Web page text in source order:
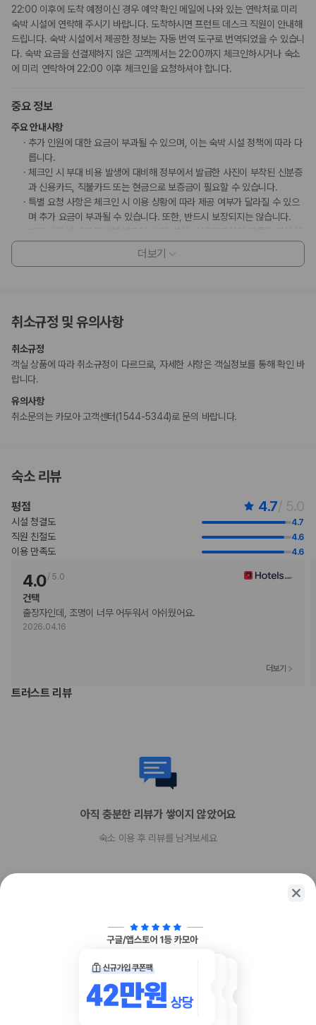
22:00 이후에 도착 예정이신 경우 예약 확인 메일에 나와 있는 연락처로 미리
숙박 시설에 연락해 주시기 바랍니다. 도착하시면 프런트 데스크 직원이 안내해
드립니다. 숙박 시설에서 제공한 정보는 자동 번역 도구로 번역되었을 수 있습니
다. 숙박 요금을 선결제하지 않은 고객께서는 22:00까지 체크인하시거나 숙소
에 미리 연락하여 22:00 이후 체크인을 요청하셔야 합니다.
중요 정보
주요 안내사항
추가 인원에 대한 요금이 부과될 수 있으며, 이는 숙박 시설 정책에 따라 다
릅니다.
체크인 시 부대 비용 발생에 대비해 정부에서 발급한 사진이 부착된 신분증
과 신용카드, 직불카드 또는 현금으로 보증금이 필요할 수 있습니다.
특별 요청 사항은 체크인 시 이용 상황에 따라 제공 여부가 달라질 수 있으
며 추가 요금이 부과될 수 있습니다. 또한, 반드시 보장되지는 않습니다.
약 시 사용된 대표 예약자의 이름이어야 합니다.
이 숙박 시설에서 사용 가능한 결제 수단은 신용카드, 직불카드, 현금입니
고객 정책과 문화적 기준이나 규범은 국가 및 숙박 시설에 따라 다를 수 있
부가 정보
기타 선택사항
현장 결제 유형 및 수단
Visa
Diners Club
직불카드
Discover
현금
American Express
JCB International
Mastercard
UnionPay
더보기
취소규정 및 유의사항
취소규정
객실 상품에 따라 취소규정이 다르므로, 자세한 사항은 객실정보를 통해 확인 바
랍니다.
유의사항
취소문의는 카모아 고객센터(1544-5344)로 문의 바랍니다.
숙소 리뷰
평점 4.7/ 5.0
시설 청결도 4.7
직원 친절도 4.6
이용 만족도 4.6
4.0/ 5.0
건택
출장자인데, 조명이 너무 어두워서 아쉬웠어요.
2026.04.16
더보기
트러스트 리뷰
아직 충분한 리뷰가 쌓이지 않았어요
숙소 이용 후 리뷰를 남겨보세요
함께 가는 친구에게 정보를 공유해보세요
카카오톡 링크복사